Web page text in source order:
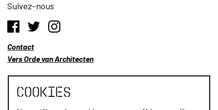
Suivez-nous
Contact
Vers Orde van Architecten
Cookies